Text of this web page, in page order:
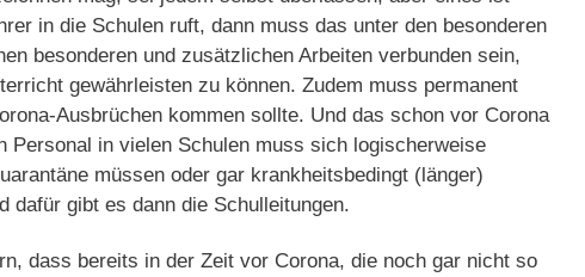
in die Schulen ruft, dann muss das unter den besonderen
besonderen und zusätzlichen Arbeiten verbunden sein,
gewährleisten zu können. Zudem muss permanent
Ausbrüchen kommen sollte. Und das schon vor Corona
in vielen Schulen muss sich logischerweise
müssen oder gar krankheitsbedingt (länger)
dafür gibt es dann die Schulleitungen.
dass bereits in der Zeit vor Corona, die noch gar nicht so